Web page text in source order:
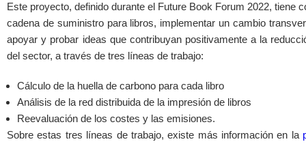
Este proyecto, definido durante el Future Book Forum 2022, tiene
cadena de suministro para libros, implementar un cambio
apoyar y probar ideas que contribuyan positivamente a la
del sector, a través de tres líneas de trabajo:
Cálculo de la huella de carbono para cada libro
Análisis de la red distribuida de la impresión de libros
Reevaluación de los costes y las emisiones.
Sobre estas tres líneas de trabajo, existe más información en la